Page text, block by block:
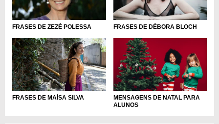
FRASES DE ZEZÉ POLESSA FRASES DE DÉBORA BLOCH
FRASES DE MAÍSA SILVA
MENSAGENS DE NATAL PARA
ALUNOS